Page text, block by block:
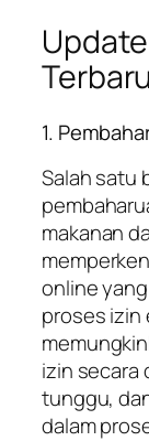
Terbaru
1.
Salah satu
makanan
online
proses izin
izin secara
tunggu,
dalam